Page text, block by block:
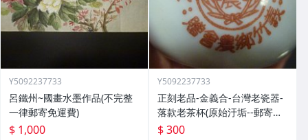
Y5092237733
呂鐵州~國畫水墨作品(不完整
一律郵寄免運費)
$ 1,000
Y5092237733
正刻老品-金義合-台灣老瓷器-
落款老茶杯(原始汙垢--郵寄免
運費)
$ 300